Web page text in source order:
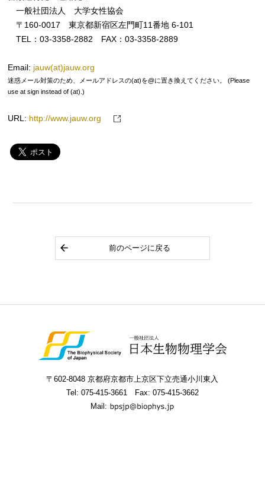
一般社団法人 大学女性協会
〒160-0017 東京都新宿区左門町11番地 6-101
TEL：03-3358-2882 FAX：03-3358-2889
Email: jauw(at)jauw.org
迷惑メール対策のため、メールアドレスの(at)を@に置き換えてください。 (Please
use at sign instead of (at).)
URL: http://www.jauw.org
前のページに戻る
〒602-8048 京都府京都市上京区下立売通小川東入
Tel: 075-415-3661
Fax: 075-415-3662
Mail: